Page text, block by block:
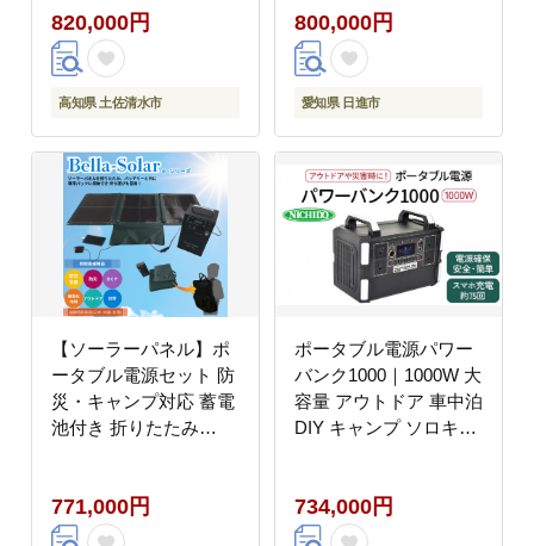
防災グッズ ストーブ 囲
炉裏 インテリア
【J00199】
820,000円
高知県 土佐清水市
ャンプ アウトドア
800,000円
愛知県 日進市
【ソーラーパネル】ポ
ータブル電源セット 防
災・キャンプ対応 蓄電
池付き 折りたたみ
771,000円
ポータブル電源パワー
バンク1000｜1000W 大
容量 アウトドア 車中泊
DIY キャンプ ソロキャ
災対策 ポータブル 持ち
運び 工事不要 太陽光発
734,000円